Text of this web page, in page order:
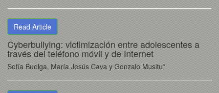
Read Article
Cyberbullying: victimización entre adolescentes a
través del teléfono móvil y de Internet
Sofía Buelga, María Jesús Cava y Gonzalo Musitu*